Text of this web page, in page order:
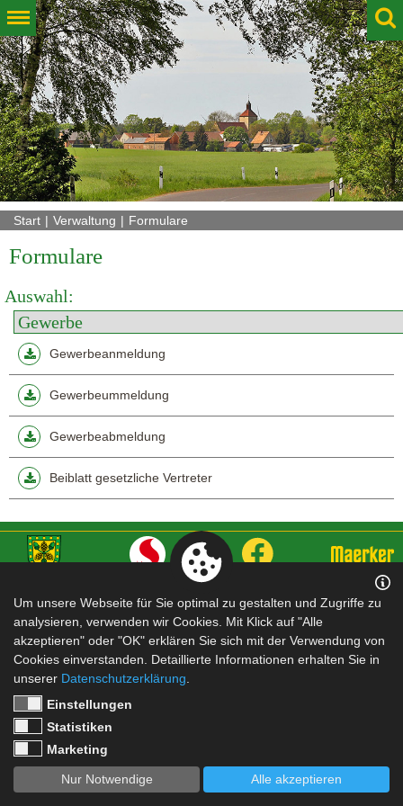
Start Verwaltung Formulare
Formulare
Auswahl:
Gewerbeanmeldung
Gewerbeummeldung
Gewerbeabmeldung
Beiblatt gesetzliche Vertreter
Impressum | Datenschutz
Um unsere Webseite für Sie optimal zu gestalten und Zugriffe zu
analysieren, verwenden wir Cookies. Mit Klick auf "Alle
akzeptieren" oder "OK" erklären Sie sich mit der Verwendung von
Cookies einverstanden. Detaillierte Informationen erhalten Sie in
unserer Datenschutzerklärung
Einstellungen
Statistiken
Marketing
Nur Notwendige Alle akzeptieren